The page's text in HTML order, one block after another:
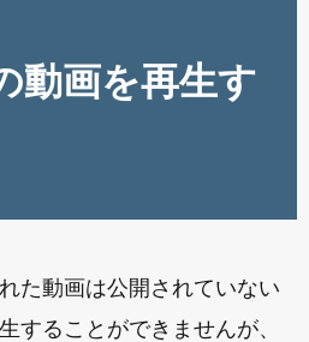
動画を再生す
た動画は公開されていない
することができませんが、